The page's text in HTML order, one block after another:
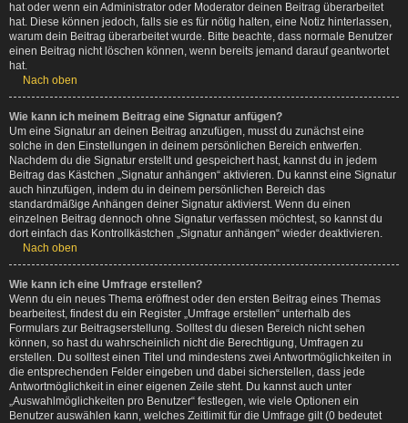
hat oder wenn ein Administrator oder Moderator deinen Beitrag überarbeitet
hat. Diese können jedoch, falls sie es für nötig halten, eine Notiz hinterlassen,
warum dein Beitrag überarbeitet wurde. Bitte beachte, dass normale Benutzer
einen Beitrag nicht löschen können, wenn bereits jemand darauf geantwortet
hat.
Nach oben
Wie kann ich meinem Beitrag eine Signatur anfügen?
Um eine Signatur an deinen Beitrag anzufügen, musst du zunächst eine
solche in den Einstellungen in deinem persönlichen Bereich entwerfen.
Nachdem du die Signatur erstellt und gespeichert hast, kannst du in jedem
Beitrag das Kästchen „Signatur anhängen“ aktivieren. Du kannst eine Signatur
auch hinzufügen, indem du in deinem persönlichen Bereich das
standardmäßige Anhängen deiner Signatur aktivierst. Wenn du einen
einzelnen Beitrag dennoch ohne Signatur verfassen möchtest, so kannst du
dort einfach das Kontrollkästchen „Signatur anhängen“ wieder deaktivieren.
Nach oben
Wie kann ich eine Umfrage erstellen?
Wenn du ein neues Thema eröffnest oder den ersten Beitrag eines Themas
bearbeitest, findest du ein Register „Umfrage erstellen“ unterhalb des
Formulars zur Beitragserstellung. Solltest du diesen Bereich nicht sehen
können, so hast du wahrscheinlich nicht die Berechtigung, Umfragen zu
erstellen. Du solltest einen Titel und mindestens zwei Antwortmöglichkeiten in
die entsprechenden Felder eingeben und dabei sicherstellen, dass jede
Antwortmöglichkeit in einer eigenen Zeile steht. Du kannst auch unter
„Auswahlmöglichkeiten pro Benutzer“ festlegen, wie viele Optionen ein
Benutzer auswählen kann, welches Zeitlimit für die Umfrage gilt (0 bedeutet